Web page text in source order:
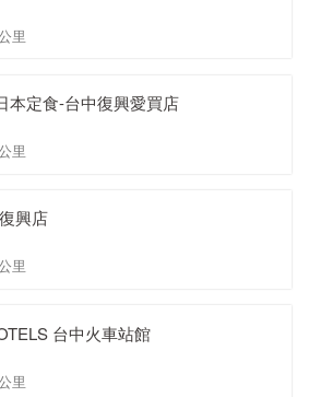
里
本定食-台中復興愛買店
里
興店
里
台中火車站館
里